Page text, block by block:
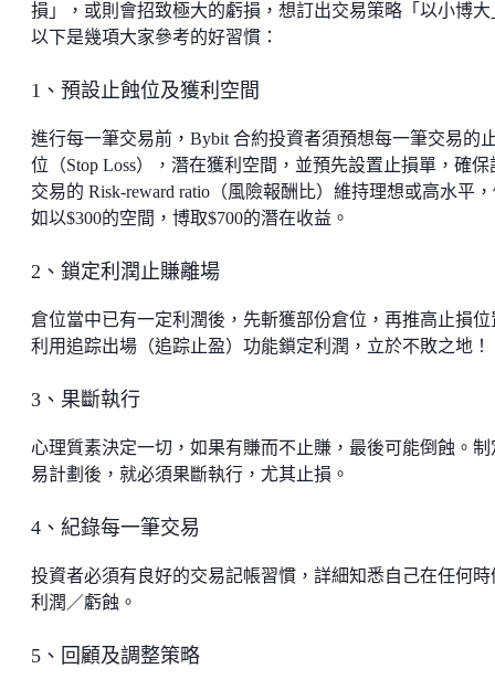
損」，或則會招致極大的虧損，想訂出交易策略「以小博大
以下是幾項大家參考的好習慣：
1、預設止蝕位及獲利空間
進行每一筆交易前，Bybit 合約投資者須預想每一筆交易的
位（Stop Loss），潛在獲利空間，並預先設置止損單，確保
交易的 Risk-reward ratio（風險報酬比）維持理想或高水平
如以$300的空間，博取$700的潛在收益。
2、鎖定利潤止賺離場
倉位當中已有一定利潤後，先斬獲部份倉位，再推高止損位
利用追踪出場（追踪止盈）功能鎖定利潤，立於不敗之地！
3、果斷執行
心理質素決定一切，如果有賺而不止賺，最後可能倒蝕。制
易計劃後，就必須果斷執行，尤其止損。
4、紀錄每一筆交易
投資者必須有良好的交易記帳習慣，詳細知悉自己在任何時
利潤／虧蝕。
5、回顧及調整策略